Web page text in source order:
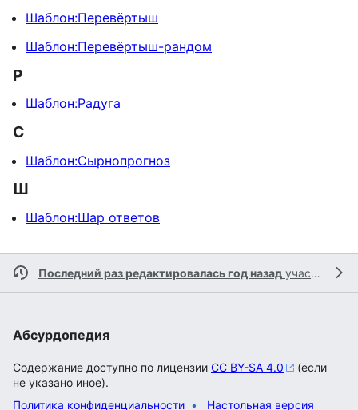
Шаблон:Перевёртыш
Шаблон:Перевёртыш-рандом
Р
Шаблон:Радуга
С
Шаблон:Сырнопрогноз
Ш
Шаблон:Шар ответов
Последний раз редактировалась год назад участником
Абсурдопедия
Содержание доступно по лицензии CC BY-SA 4.0
(если
не указано иное).
Политика конфиденциальности
Настольная версия